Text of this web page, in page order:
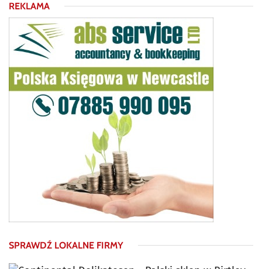
REKLAMA
SPRAWDŹ LOKALNE FIRMY